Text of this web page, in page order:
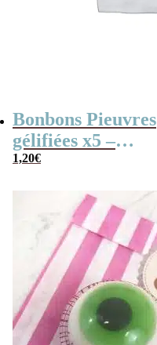
Bonbons Pieuvres
gélifiées x5 –
Ursula – bonbon
1,20€